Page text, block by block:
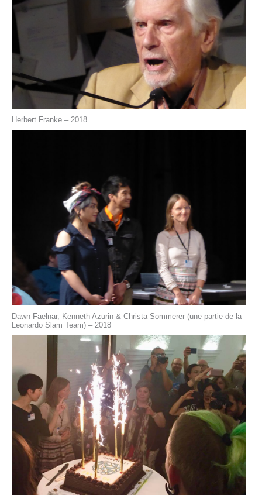
Herbert Franke – 2018
Dawn Faelnar, Kenneth Azurin & Christa Sommerer (une partie de la
Leonardo Slam Team) – 2018